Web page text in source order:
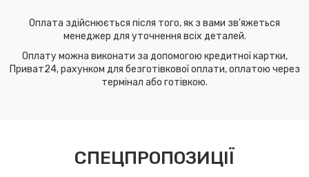
Оплата здійснюється після того, як з вами зв'яжеться
менеджер для уточнення всіх деталей.
Оплату можна виконати за допомогою кредитної картки,
Приват24, рахунком для безготівкової оплати, оплатою через
термінал або готівкою.
СПЕЦПРОПОЗИЦІЇ